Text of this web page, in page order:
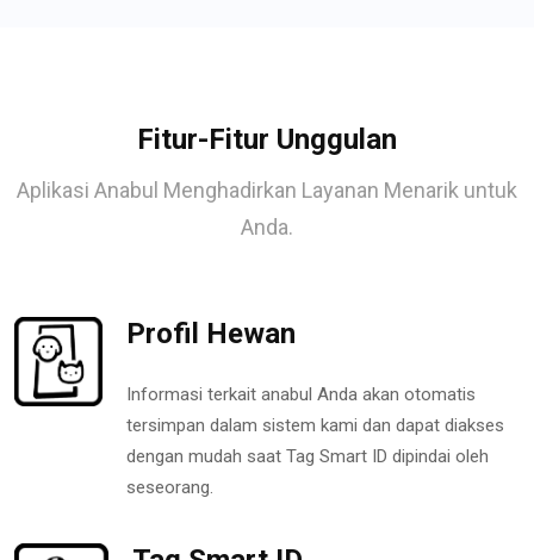
Fitur-Fitur Unggulan
Aplikasi Anabul Menghadirkan Layanan Menarik untuk
Anda.
Profil Hewan
Informasi terkait anabul Anda akan otomatis
tersimpan dalam sistem kami dan dapat diakses
dengan mudah saat Tag Smart ID dipindai oleh
seseorang.